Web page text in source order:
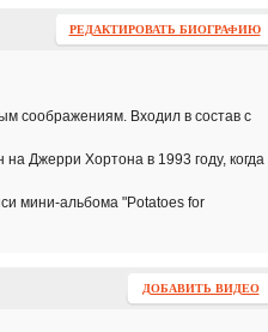
РЕДАКТИРОВАТЬ БИОГРАФИЮ
соображениям. Входил в состав с
Джерри Хортона в 1993 году, когда
мини-альбома "Potatoes for
ДОБАВИТЬ ВИДЕО